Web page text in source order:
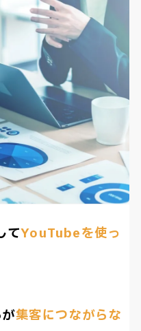
てYouTubeを使っ
集客につながらな